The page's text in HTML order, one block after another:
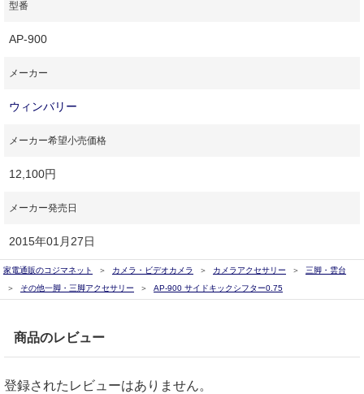
型番
AP-900
メーカー
ウィンバリー
メーカー希望小売価格
12,100円
メーカー発売日
2015年01月27日
家電通販のコジマネット カメラ・ビデオカメラ カメラアクセサリー
三脚・雲台
その他一脚・三脚アクセサリー
AP-900 サイドキックシフター0.75
商品のレビュー
登録されたレビューはありません。